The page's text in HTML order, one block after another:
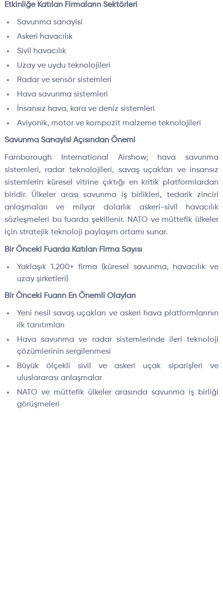
Etkinliğe Katılan Firmaların Sektörleri
Savunma sanayisi
Askeri havacılık
Sivil havacılık
Uzay ve uydu teknolojileri
Radar ve sensör sistemleri
Hava savunma sistemleri
İnsansız hava, kara ve deniz sistemleri
Aviyonik, motor ve kompozit malzeme teknolojileri
Savunma Sanayisi Açısından Önemi
Farnborough International Airshow; hava savunma
sistemleri, radar teknolojileri, savaş uçakları ve insansız
sistemlerin küresel vitrine çıktığı en kritik platformlardan
biridir. Ülkeler arası savunma iş birlikleri, tedarik zinciri
anlaşmaları ve milyar dolarlık askeri-sivil havacılık
sözleşmeleri bu fuarda şekillenir. NATO ve müttefik ülkeler
için stratejik teknoloji paylaşım ortamı sunar.
Bir Önceki Fuarda Katılan Firma Sayısı
Yaklaşık 1.200+ firma (küresel savunma, havacılık ve
uzay şirketleri)
Bir Önceki Fuarın En Önemli Olayları
Yeni nesil savaş uçakları ve askeri hava platformlarının
ilk tanıtımları
Hava savunma ve radar sistemlerinde ileri teknoloji
çözümlerinin sergilenmesi
Büyük ölçekli sivil ve askeri uçak siparişleri ve
uluslararası anlaşmalar
NATO ve müttefik ülkeler arasında savunma iş birliği
görüşmeleri